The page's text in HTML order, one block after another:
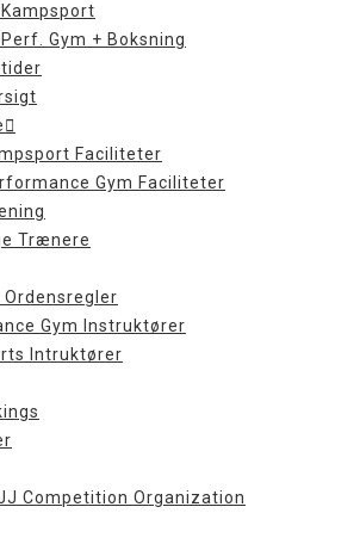
Gym + Boksning
Faciliteter
Gym Faciliteter
Trænere
Ordensregler
Gym Instruktører
Intruktører
Competition Organization